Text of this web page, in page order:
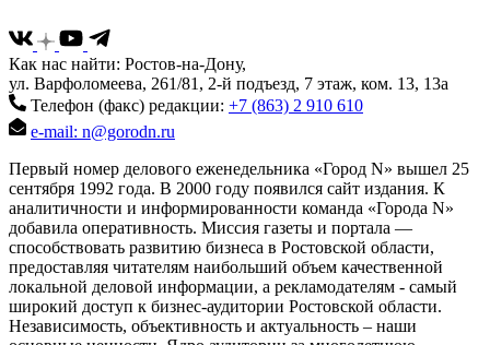
Как нас найти: Ростов-на-Дону,
ул. Варфоломеева, 261/81, 2-й подъезд, 7 этаж, ком. 13, 13а
Телефон (факс) редакции: +7 (863) 2 910 610
e-mail: n@gorodn.ru
Первый номер делового еженедельника «Город N» вышел 25
сентября 1992 года. В 2000 году появился сайт издания. К
аналитичности и информированности команда «Города N»
добавила оперативность. Миссия газеты и портала —
способствовать развитию бизнеса в Ростовской области,
предоставляя читателям наибольший объем качественной
локальной деловой информации, а рекламодателям - самый
широкий доступ к бизнес-аудитории Ростовской области.
Независимость, объективность и актуальность – наши